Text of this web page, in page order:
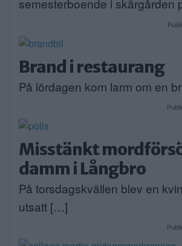
semesterboende i skärgården
Brand i restaurang
På lördagen kom larm om en
Misstänkt
damm i Långbro
På torsdagskvällen blev en
utsatt […]